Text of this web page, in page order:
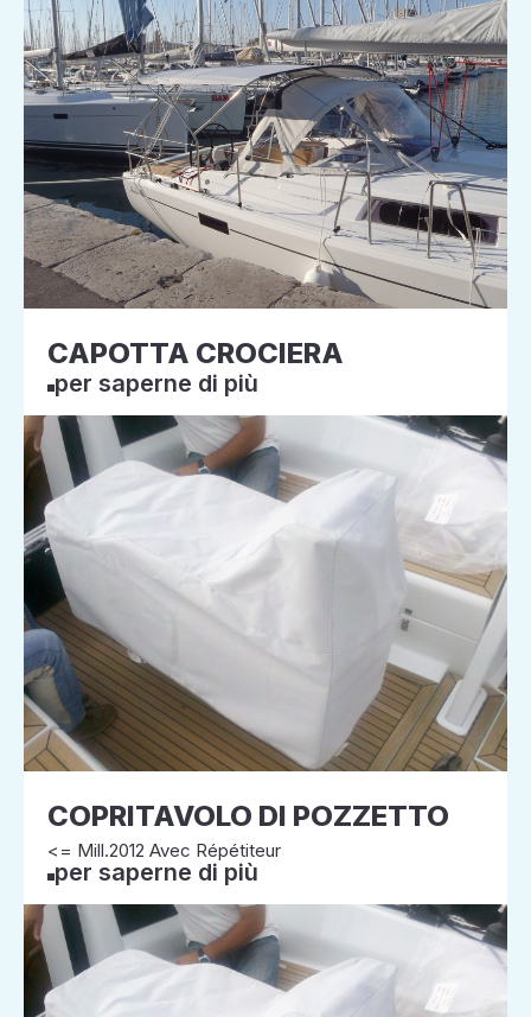
CAPOTTA CROCIERA
per saperne di più
COPRITAVOLO DI POZZETTO
<= Mill.2012 Avec Répétiteur
per saperne di più